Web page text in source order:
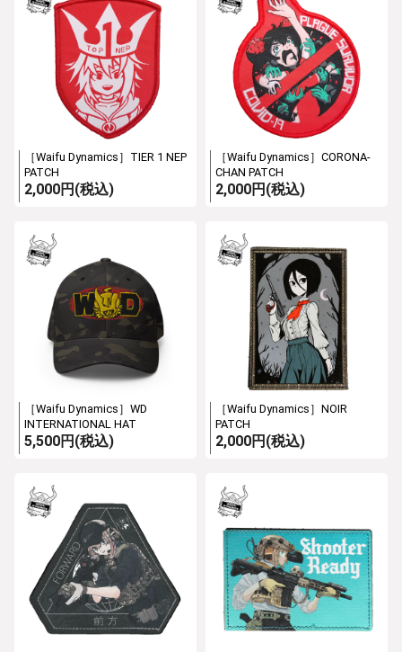
［Waifu Dynamics］TIER 1 NEP
PATCH
2,000円(税込)
［Waifu Dynamics］CORONA-
CHAN PATCH
2,000円(税込)
［Waifu Dynamics］WD
INTERNATIONAL HAT
5,500円(税込)
［Waifu Dynamics］NOIR
PATCH
2,000円(税込)